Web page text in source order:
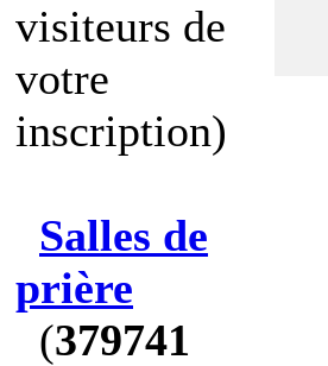
visiteurs de
votre
inscription)
Salles de
prière
(379741